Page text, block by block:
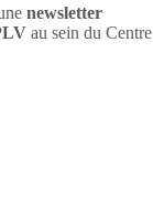
newsletter
au sein du Centre